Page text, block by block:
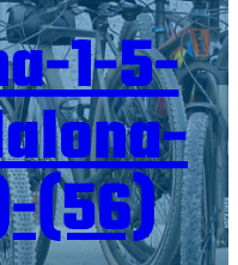
1-5-
(56)